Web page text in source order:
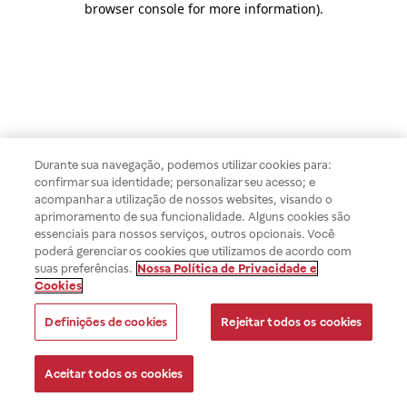
browser console for more information).
Durante sua navegação, podemos utilizar cookies para:
confirmar sua identidade; personalizar seu acesso; e
acompanhar a utilização de nossos websites, visando o
aprimoramento de sua funcionalidade. Alguns cookies são
essenciais para nossos serviços, outros opcionais. Você
poderá gerenciar os cookies que utilizamos de acordo com
suas preferências. Nossa Política de Privacidade e
Cookies
Definições de cookies Rejeitar todos os cookies
Aceitar todos os cookies